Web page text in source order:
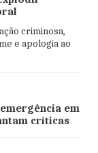
criminosa,
e apologia ao
em
críticas